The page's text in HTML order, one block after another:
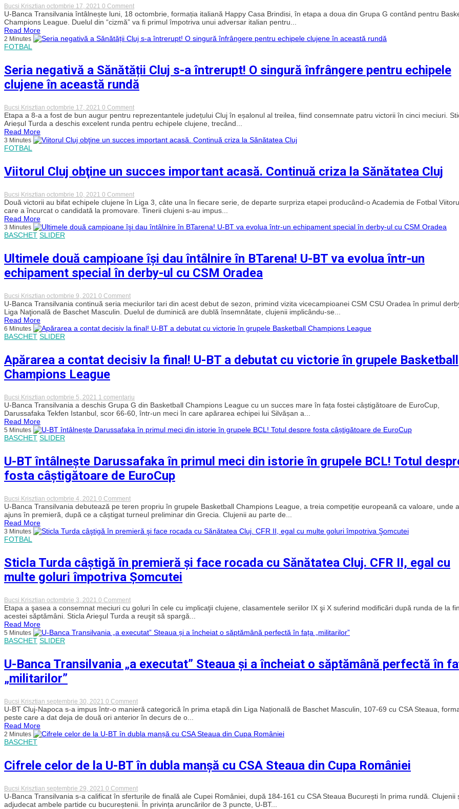
Meciul
Săptămânii
din
BCL
Bucsi Krisztian octombrie 17, 2021 0 Commenton
U-
BT,
la
deplasare
Totul
despre
Happy
Casa
U-Banca Transilvania întâlnește luni, 18 octombrie, formația italiană Happy Casa Brindisi, în etapa a doua din Grupa G contând pentru
Champions League. Duelul din “cizmă” va fi primul împotriva unui adversar italian pentru...
Read More
2 Minutes
FOTBAL
Seria negativă a Sănătății Cluj s-a întrerupt! O singură înfrângere pentru echipele
clujene în această rundă
Bucsi Krisztian octombrie 17, 2021 0 Commenton
Seria
negativă
a
Cluj
O
singură
pentru
echipele
clujene
în
rundă
Etapa a 8-a a fost de bun augur pentru reprezentantele județului Cluj în eșalonul al treilea, fiind consemnate patru victorii în cinci meciuri.
Arieșul Turda a deschis excelent runda pentru echipele clujene, trecând...
Read More
3 Minutes
FOTBAL
Viitorul Cluj obţine un succes important acasă. Continuă criza la Sănătatea Cluj
Bucsi Krisztian octombrie 10, 2021 0 Commenton
Viitorul
Cluj
obţine
succes
criza
la
Sănătatea
Cluj
Două victorii au bifat echipele clujene în Liga 3, câte una în fiecare serie, de departe surpriza etapei producând-o Academia de Fotbal
care a încurcat o candidată la promovare. Tinerii clujeni s-au impus...
Read More
3 Minutes
BASCHET SLIDER
Ultimele două campioane îşi dau întâlnire în BTarena! U-BT va evolua într-un
echipament special în derby-ul cu CSM Oradea
Bucsi Krisztian octombrie 9, 2021 0 Commenton
Ultimele
două
campioane
dau
U-
BT
un
echipament
special
în
ul
U-Banca Transilvania continuă seria meciurilor tari din acest debut de sezon, primind vizita vicecampioanei CSM CSU Oradea în primul
Liga Naţională de Baschet Masculin. Duelul de duminică are dublă însemnătate, clujenii implicându-se...
Read More
6 Minutes
BASCHET SLIDER
Apărarea a contat decisiv la final! U-BT a debutat cu victorie în grupele Basketball
Champions League
Bucsi Krisztian octombrie 5, 2021 1 comentariu
Apărarea
a
contat
la
a
debutat
cu
victorie
Basketball
Champions
League
U-Banca Transilvania a deschis Grupa G din Basketball Champions League cu un succes mare în fața fostei câștigătoare de EuroCup,
Darussafaka Tekfen Istanbul, scor 66-60, într-un meci în care apărarea echipei lui Silvășan a...
Read More
5 Minutes
BASCHET SLIDER
U-BT întâlnește Darussafaka în primul meci din istorie în grupele BCL! Totul
fosta câștigătoare de EuroCup
Bucsi Krisztian octombrie 4, 2021 0 Commenton
U-
BT
întâlnește
în
istorie
în
grupele
BCL!
despre
fosta
câștigătoare
de
U-Banca Transilvania debutează pe teren propriu în grupele Basketball Champions League, a treia competiție europeană ca valoare, unde a
ajuns în premieră, după ce a câștigat turneul preliminar din Grecia. Clujenii au parte de...
Read More
3 Minutes
FOTBAL
Sticla Turda câştigă în premieră şi face rocada cu Sănătatea Cluj. CFR II, egal cu
multe goluri împotriva Şomcutei
Bucsi Krisztian octombrie 3, 2021 0 Commenton
Sticla
Turda
câştigă
premieră
cu
Sănătatea
egal
cu
multe
goluri
Şomcutei
Etapa a şasea a consemnat meciuri cu goluri în cele cu implicaţii clujene, clasamentele seriilor IX şi X suferind modificări după runda de la
acestei săptămâni. Sticla Arieşul Turda a reuşit să spargă...
Read More
5 Minutes
BASCHET SLIDER
U-Banca Transilvania „a executat” Steaua și a încheiat o săptămână perfectă în
„militarilor”
Bucsi Krisztian septembrie 30, 2021 0 Commenton
U-
Banca
Transilvania
executat”
încheiat
o
perfectă
în
fața
U-BT Cluj-Napoca s-a impus într-o manieră categorică în prima etapă din Liga Națională de Baschet Masculin, 107-69 cu CSA Steaua,
peste care a dat deja de două ori anterior în decurs de o...
Read More
2 Minutes
BASCHET
Cifrele celor de la U-BT în dubla manșă cu CSA Steaua din Cupa României
Bucsi Krisztian septembrie 29, 2021 0 Commenton
Cifrele
celor
U-Banca Transilvania s-a calificat în sferturile de finală ale Cupei României, după 184-161 cu CSA Steaua București în prima rundă. Clujenii
adjudecat ambele partide cu bucureștenii. În privința aruncărilor de 3 puncte, U-BT...